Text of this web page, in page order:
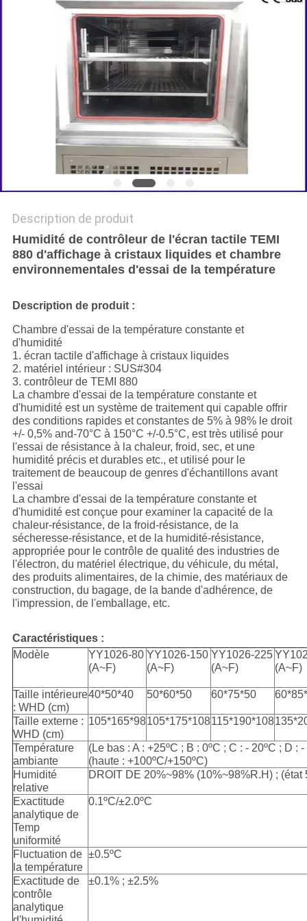
POLITIQUE
CONFIDENTIALITÉ
Description de produit
Humidité de contrôleur de l'écran tactile TEMI
880 d'affichage à cristaux liquides et chambre
environnementales d'essai de la température
Description de produit :
Chambre d'essai de la température constante et
d'humidité
1. écran tactile d'affichage à cristaux liquides
2. matériel intérieur : SUS#304
3. contrôleur de TEMI 880
La chambre d'essai de la température constante et
d'humidité est un système de traitement qui capable offrir
des conditions rapides et constantes de 5% à 98% le droit
+/- 0,5% and-70°C à 150°C +/-0.5°C, est très utilisé pour
l'essai de résistance à la chaleur, froid, sec, et une
humidité précis et durables etc., et utilisé pour le
traitement de beaucoup de genres d'échantillons avant
l'essai
La chambre d'essai de la température constante et
d'humidité est conçue pour examiner la capacité de la
chaleur-résistance, de la froid-résistance, de la
sécheresse-résistance, et de la humidité-résistance,
appropriée pour le contrôle de qualité des industries de
l'électron, du matériel électrique, du véhicule, du métal,
des produits alimentaires, de la chimie, des matériaux de
construction, du bagage, de la bande d'adhérence, de
l'impression, de l'emballage, etc.
Caractéristiques :
Modèle
YY1026-80
(A~F)
YY1026-150
(A~F)
YY1026-225
(A~F)
(A~F)
Taille intérieure
: WHD (cm)
40*50*40 50*60*50 60*75*50
Taille externe :
WHD (cm)
105*165*98105*175*108115*190*108
Température
ambiante
(Le bas : A : +25ºC ; B : 0ºC ; C : - 20ºC ; D :
(haute : +100ºC/+150ºC)
Humidité
relative
DROIT DE 20%~98% (10%~98%R.H) ;
Exactitude
analytique de
Temp
uniformité
0.1ºC/±2.0ºC
Fluctuation de
la température
±0.5ºC
Exactitude de
contrôle
analytique
±0.1% ; ±2.5%